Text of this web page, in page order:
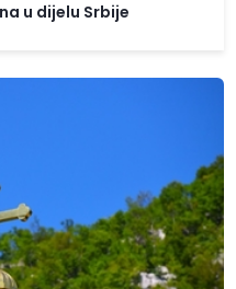
u dijelu Srbije